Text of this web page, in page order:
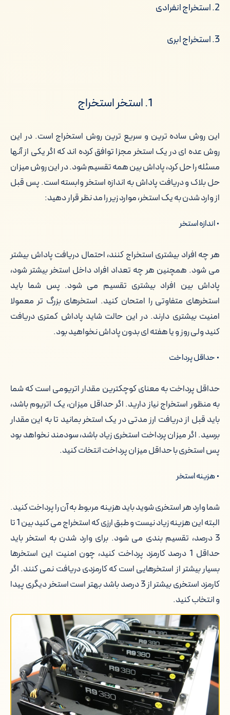
2. استخراج انفرادی
3. استخراج ابری
1. استخر استخراج
این روش ساده ترین و سریع ترین روش استخراج است. در این
روش عده ای در یک استخر مجزا توافق کرده اند که اگر یکی از آنها
مسئله را حل کرد، پاداش بین همه تقسیم شود. در این روش میزان
حل بلاک و دریافت پاداش به اندازه استخر وابسته است. پس قبل
از وارد شدن به یک استخر، موارد زیر را مد نظر قرار دهید:
• اندازه استخر
هر چه افراد بیشتری استخراج کنند، احتمال دریافت پاداش بیشتر
می شود. همچنین هر چه تعداد افراد داخل استخر بیشتر شود،
پاداش بین افراد بیشتری تقسیم می شود. پس شما باید
استخرهای متفاوتی را امتحان کنید. استخرهای بزرگ تر معمولا
امنیت بیشتری دارند. در این حالت شاید پاداش کمتری دریافت
کنید ولی روز و یا هفته ای بدون پاداش نخواهید بود.
• حداقل پرداخت
حداقل پرداخت به معنای کوچکترین مقدار اتریومی است که شما
به منظور استخراج نیاز دارید. اگر حداقل میزان، یک اتریوم باشد،
باید قبل از دریافت ارز مدتی در یک استخر بمانید تا به این مقدار
برسید. اگر میزان پرداخت استخری زیاد باشد، سودمند نخواهد بود
پس استخری با حداقل میزان پرداخت انتخات کنید.
• هزینه استخر
شما وارد هر استخری شوید باید هزینه مربوط به آن را پرداخت کنید.
البته این هزینه زیاد نیست و طبق ارزی که استخراج می کنید بین 1 تا
3 درصد، تقسیم بندی می شود. برای وارد شدن به استخر باید
حداقل 1 درصد کارمزد پرداخت کنید، چون امنیت این استخرها
بسیار بیشتر از استخرهایی است که کارمزدی دریافت نمی کنند. اگر
کارمزد استخری بیشتر از 3 درصد باشد بهتر است استخر دیگری پیدا
و انتخاب کنید.